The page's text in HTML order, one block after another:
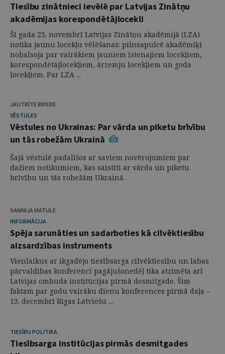
Tiesību zinātnieci ievēlē par Latvijas Zinātņu
akadēmijas korespondētājlocekli
Šī gada 23. novembrī Latvijas Zinātņu akadēmijā (LZA)
notika jaunu locekļu vēlēšanas: pilnsapulcē akadēmiķi
nobalsoja par vairākiem jauniem īstenajiem locekļiem,
korespondētājlocekļiem, ārzemju locekļiem un goda
locekļiem. Par LZA ...
JAUTRĪTE BRIEDE
VĒSTULES
Vēstules no Ukrainas: Par vārda un piketu brīvību
un tās robežām Ukrainā
Šajā vēstulē padalīšos ar saviem novērojumiem par
dažiem notikumiem, kas saistīti ar vārda un piketu
brīvību un tās robežām Ukrainā.
SANNIJA MATULE
INFORMĀCIJA
Spēja sarunāties un sadarboties kā cilvēktiesību
aizsardzības instruments
Vienlaikus ar ikgadējo tiesībsarga cilvēktiesību un labas
pārvaldības konferenci pagājušonedēļ tika atzīmēta arī
Latvijas ombuda institūcijas pirmā desmitgade. Šim
faktam par godu vairāku dienu konferences pirmā daļa –
13. decembrī Rīgas Latviešu ...
TIESĪBU POLITIKA
Tiesībsarga institūcijas pirmās desmitgades